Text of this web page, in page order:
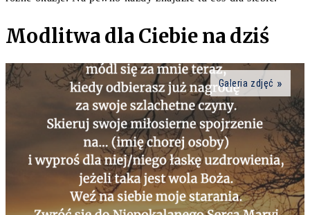
Modlitwa dla Ciebie na dziś
Galeria zdjęć